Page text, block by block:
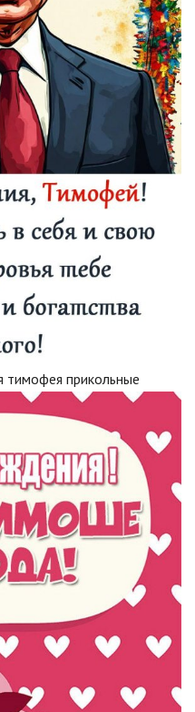
тимофея прикольные